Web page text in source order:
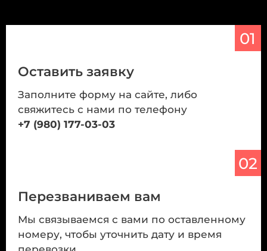
01
Оставить заявку
Заполните форму на сайте, либо
свяжитесь с нами по телефону
+7 (980) 177-03-03
02
Перезваниваем вам
Мы связываемся с вами по оставленному
номеру, чтобы уточнить дату и время